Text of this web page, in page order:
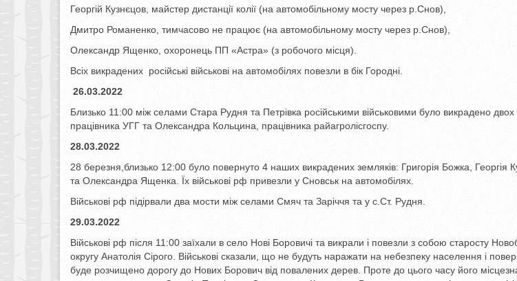
Георгій Кузнєцов, майстер дистанції колії (на автомобільному мосту через р.Снов),
Дмитро Романенко, тимчасово не працює (на автомобільному мосту через р.Снов),
Олександр Ященко, охоронець ПП «Астра» (з робочого місця).
Всіх викрадених російські військові на автомобілях повезли в бік Городні.
26.03.2022
Близько 11:00 між селами Стара Рудня та Петрівка російськими військовими було викрадено двох
працівника УГГ та Олександра Кольцина, працівника райагролісгоспу.
28.03.2022
28 березня,близько 12:00 було повернуто 4 наших викрадених земляків: Григорія Божка,
та Олександра Ященка. Їх військові рф привезли у Сновськ на автомобілях.
Військові рф підірвали два мости між селами Смяч та Заріччя та у с.Ст. Рудня.
29.03.2022
Військові рф після 11:00 заїхали в село Нові Боровичі та викрали і повезли з собою старосту
округу Анатолія Сірого. Військові сказали, що не будуть наражати на небезпеку населення і
буде розчищено дорогу до Нових Борович від повалених дерев. Проте до цього часу його